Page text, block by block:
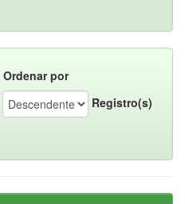
Ordenar por
Registro(s)